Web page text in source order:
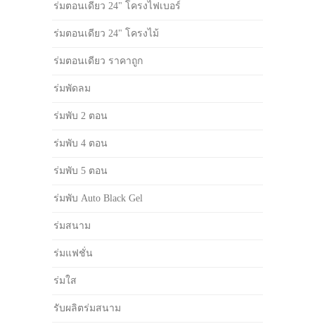
ร่มตอนเดียว 24" โครงไฟเบอร์
ร่มตอนเดียว 24" โครงไม้
ร่มตอนเดียว ราคาถูก
ร่มพัดลม
ร่มพับ 2 ตอน
ร่มพับ 4 ตอน
ร่มพับ 5 ตอน
ร่มพับ Auto Black Gel
ร่มสนาม
ร่มแฟชั่น
ร่มใส
รับผลิตร่มสนาม